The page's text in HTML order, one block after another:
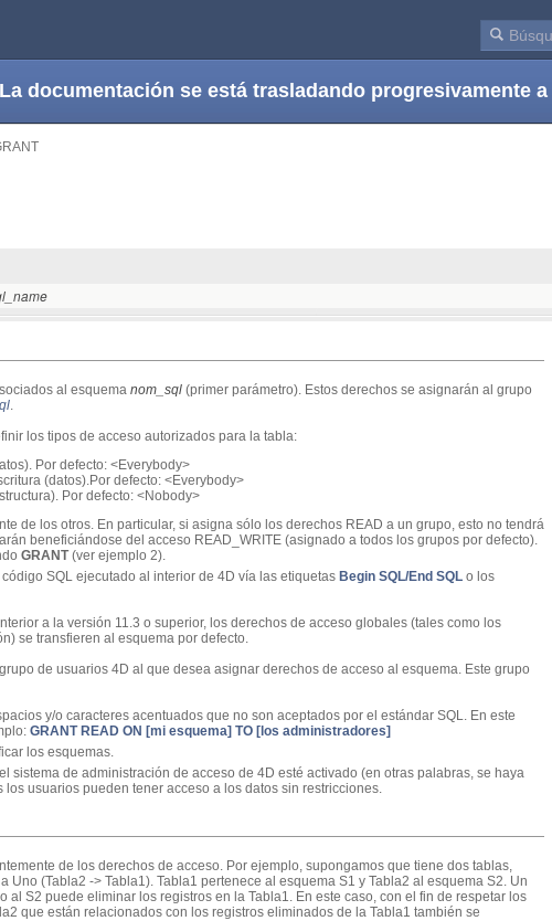
documentación se está trasladando progresivamente a
al esquema nom_sql (primer parámetro). Estos derechos se asignarán al grupo
.
los tipos de acceso autorizados para la tabla:
Por defecto: <Everybody>
(datos).Por defecto: <Everybody>
Por defecto: <Nobody>
de los otros. En particular, si asigna sólo los derechos READ a un grupo, esto no tendrá
beneficiándose del acceso READ_WRITE (asignado a todos los grupos por defecto).
GRANT(ver ejemplo 2).
SQL ejecutado al interior de 4D vía las etiquetas Begin SQL/End SQL o los
a la versión 11.3 o superior, los derechos de acceso globales (tales como los
se transfieren al esquema por defecto.
de usuarios 4D al que desea asignar derechos de acceso al esquema. Este grupo
y/o caracteres acentuados que no son aceptados por el estándar SQL. En este
GRANT READ ON [mi esquema] TO [los administradores]
los esquemas.
sistema de administración de acceso de 4D esté activado (en otras palabras, se haya
usuarios pueden tener acceso a los datos sin restricciones.
de los derechos de acceso. Por ejemplo, supongamos que tiene dos tablas,
(Tabla2 -> Tabla1). Tabla1 pertenece al esquema S1 y Tabla2 al esquema S2. Un
S2 puede eliminar los registros en la Tabla1. En este caso, con el fin de respetar los
que están relacionados con los registros eliminados de la Tabla1 también se